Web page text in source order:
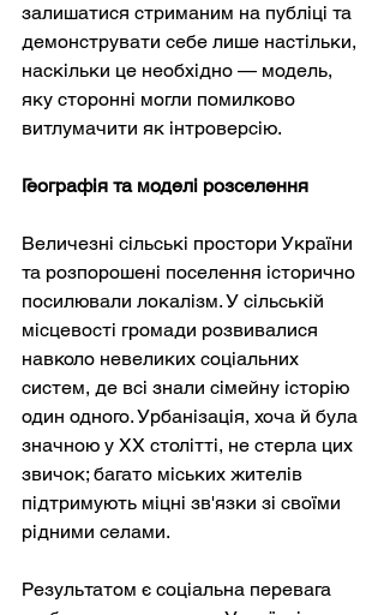
залишатися стриманим на публіці та
демонструвати себе лише настільки,
наскільки це необхідно — модель,
яку сторонні могли помилково
витлумачити як інтроверсію.
Географія та моделі розселення
Величезні сільські простори України
та розпорошені поселення історично
посилювали локалізм. У сільській
місцевості громади розвивалися
навколо невеликих соціальних
систем, де всі знали сімейну історію
один одного. Урбанізація, хоча й була
значною у ХХ столітті, не стерла цих
звичок; багато міських жителів
підтримують міцні зв'язки зі своїми
рідними селами.
Результатом є соціальна перевага